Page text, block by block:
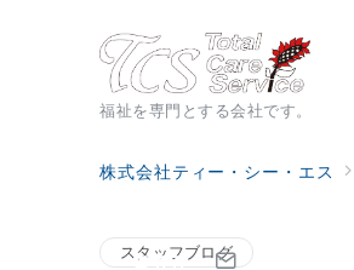
福祉を専門とする会社です。
株式会社ティー・シー・エス
スタッフブログ